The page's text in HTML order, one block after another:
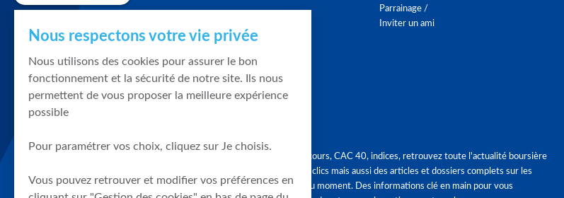
Parrainage /
Inviter un ami
Graphique, cours, CAC 40, indices, retrouvez toute l'actualité boursière
en quelques clics mais aussi des articles et dossiers complets sur les
tendances du moment. Des informations clé en main pour vous
Nous respectons votre vie privée
Nous utilisons des cookies pour assurer le bon
fonctionnement et la sécurité de notre site. Ils nous
permettent de vous proposer la meilleure expérience
possible
Pour paramétrer vos choix, cliquez sur Je choisis.
Vous pouvez retrouver et modifier vos préférences en